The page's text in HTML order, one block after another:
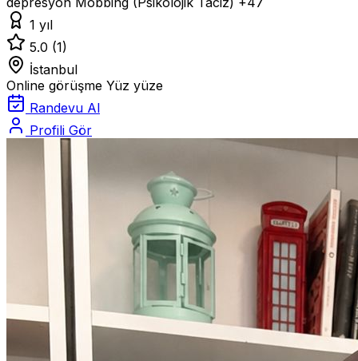
1 yıl
5.0 (1)
İstanbul
Online görüşme Yüz yüze
Randevu Al
Profili Gör